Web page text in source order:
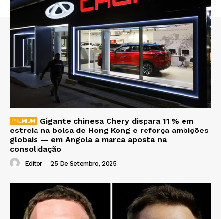
Gigante chinesa Chery dispara 11 % em
estreia na bolsa de Hong Kong e reforça ambições
globais — em Angola a marca aposta na
consolidação
Editor - 25 De Setembro, 2025